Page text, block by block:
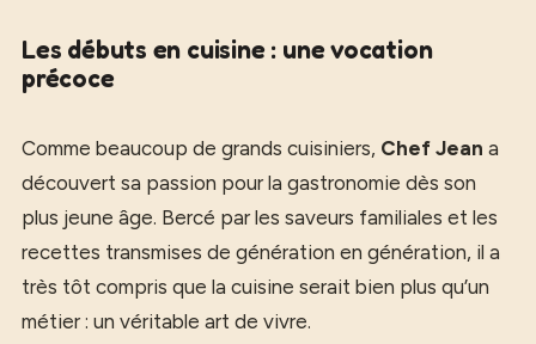
Les débuts en cuisine : une vocation
précoce
Comme beaucoup de grands cuisiniers, Chef Jean a
découvert sa passion pour la gastronomie dès son
plus jeune âge. Bercé par les saveurs familiales et les
recettes transmises de génération en génération, il a
très tôt compris que la cuisine serait bien plus qu’un
métier : un véritable art de vivre.